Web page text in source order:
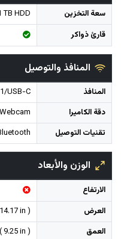
سعة التخزين
TB HDD
قارئ ذواكر
المنافذ والتوصيل
المنافذ
USB-C
دقة الكاميرا
تقنيات التوصيل
الوزن والأبعاد
الارتفاع
العرض
in )
العمق
9.25 in )